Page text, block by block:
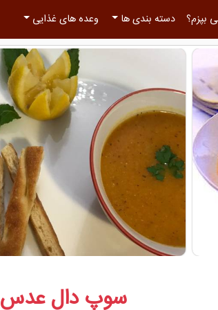
بپزم؟ دسته بندی ها وعده های غذایی
سوپ دال عدس